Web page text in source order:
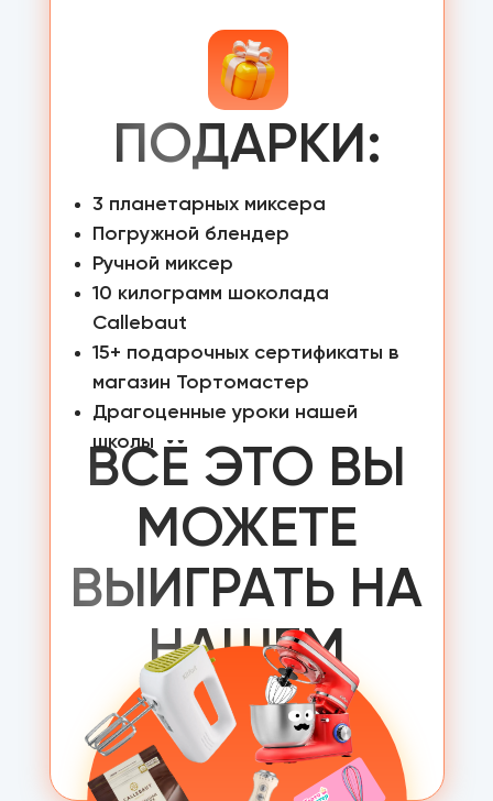
ВСЁ ЭТО ВЫ
МОЖЕТЕ
ВЫИГРАТЬ НА
НАШЕМ
КОЛЕСЕ
ФОРТУНЫ
3 планетарных миксера
Погружной блендер
Ручной миксер
10 килограмм шоколада
Callebaut
15+ подарочных сертификаты в
магазин Тортомастер
Драгоценные уроки нашей
школы
ПОДАРКИ: